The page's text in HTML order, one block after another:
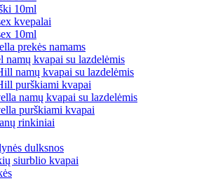
10ml
kvepalai
10ml
prekės namams
namų kvapai su lazdelėmis
namų kvapai su lazdelėmis
purškiami kvapai
namų kvapai su lazdelėmis
purškiami kvapai
rinkiniai
dulksnos
siurblio kvapai